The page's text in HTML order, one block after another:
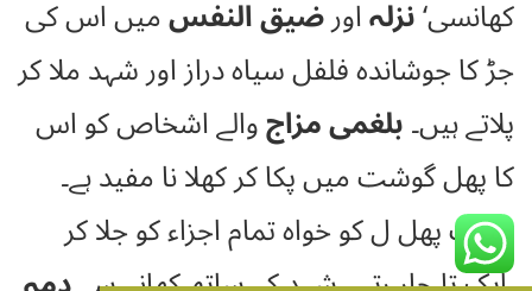
کھانسی‘نزلہاورضیق النفسمیں اس کی
جڑ کا جوشاندہ فلفل سیاہ دراز اور شہد ملا کر
پلاتے ہیں۔بلغمی مزاجوالے اشخاص کو اس
کا پھل گوشت میں پکا کر کھلا نا مفید ہے۔
صرف پھل ل کو خواہ تمام اجزاء کو جلا کر